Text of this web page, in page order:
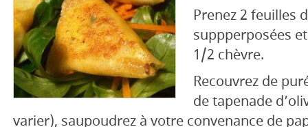
Prenez 2 feuilles
suppperposées
1/2 chèvre.
Recouvrez de
de tapenade
varier), saupoudrez à votre convenance de